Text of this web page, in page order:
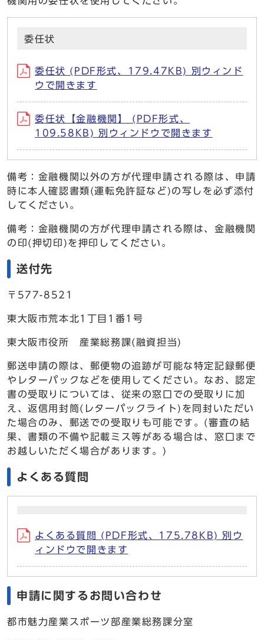
委任状
委任状 (PDF形式、179.47KB) 別ウィンド
ウで開きます
委任状【金融機関】 (PDF形式、
109.58KB) 別ウィンドウで開きます
備考：金融機関以外の方が代理申請される際は、申請
時に本人確認書類(運転免許証など)の写しを必ず添付
してください。
備考：金融機関の方が代理申請される際は、金融機関
の印(押切印)を押印してください。
送付先
〒577-8521
東大阪市荒本北1丁目1番1号
東大阪市役所 産業総務課(融資担当)
郵送申請の際は、郵便物の追跡が可能な特定記録郵便
やレターパックなどを使用してください。なお、認定
書の受取りについては、従来の窓口での受取りに加
え、返信用封筒(レターパックライト)を同封いただい
た場合のみ、郵送での受取りも可能です。(審査の結
果、書類の不備や記載ミス等がある場合は、窓口まで
お越しいただく場合があります。)
よくある質問
よくある質問 (PDF形式、175.78KB) 別ウ
ィンドウで開きます
申請に関するお問い合わせ
都市魅力産業スポーツ部産業総務課分室